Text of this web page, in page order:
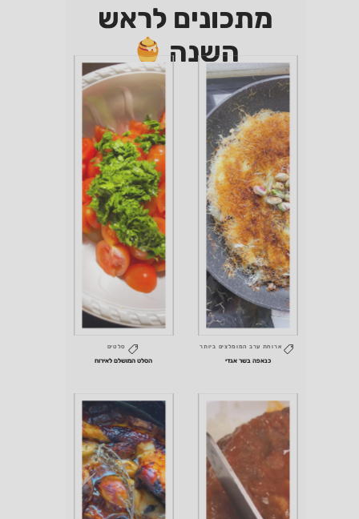
מתכונים לראש
השנה
ארוחת ערב המומלצים ביותר
כנאפה בשר אגדי
סלטים
הסלט המושלם לאירוח